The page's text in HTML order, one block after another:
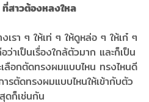
สาว​ต้องหลงใหล​
รา​ ๆ​ ให้เท่​ ๆ​ ให้ดูหล่อ​ ๆ​ ให้เก๋​ ๆ
าเป็นเรื่องใกล้ตัวมาก​ และก็เป็น
ลือกตัดทรงผมแบบไหน​ ทรงไหนดี​
รตัดทรงผมแบบไหนให้เข้ากับตัว
ดก็เช่นกัน